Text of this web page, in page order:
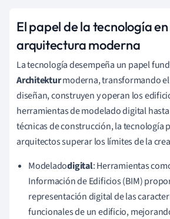
El papel de la tecnología
arquitectura moderna
La tecnología desempeña un papel
Architekturmoderna, transformando
diseñan, construyen y operan los
herramientas de modelado digital
técnicas de construcción, la tecnología
arquitectos superar los límites de la
Modeladodigital: Herramientas
Información de Edificios (BIM)
representación digital de las
funcionales de un edificio,